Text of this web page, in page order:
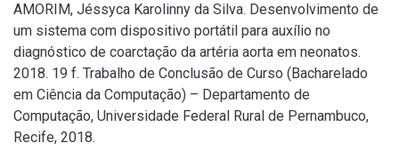
AMORIM, Jéssyca Karolinny da Silva. Desenvolvimento de
um sistema com dispositivo portátil para auxílio no
diagnóstico de coarctação da artéria aorta em neonatos.
2018. 19 f. Trabalho de Conclusão de Curso (Bacharelado
em Ciência da Computação) – Departamento de
Computação, Universidade Federal Rural de Pernambuco,
Recife, 2018.